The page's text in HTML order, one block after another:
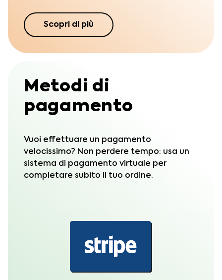
Scopri di più
Metodi di
pagamento
Vuoi effettuare un pagamento
velocissimo? Non perdere tempo: usa un
sistema di pagamento virtuale per
completare subito il tuo ordine.